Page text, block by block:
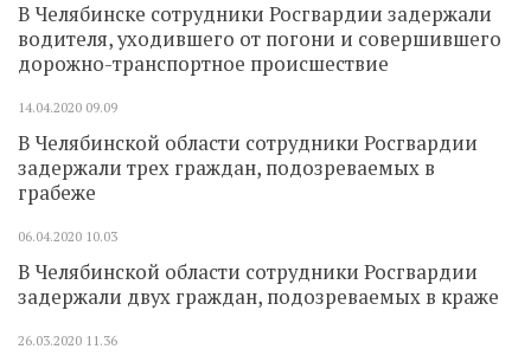
В Челябинске сотрудники Росгвардии задержали
водителя, уходившего от погони и совершившего
дорожно-транспортное происшествие
14.04.2020 09.09
В Челябинской области сотрудники Росгвардии
задержали трех граждан, подозреваемых в
грабеже
06.04.2020 10.03
В Челябинской области сотрудники Росгвардии
задержали двух граждан, подозреваемых в краже
26.03.2020 11.36